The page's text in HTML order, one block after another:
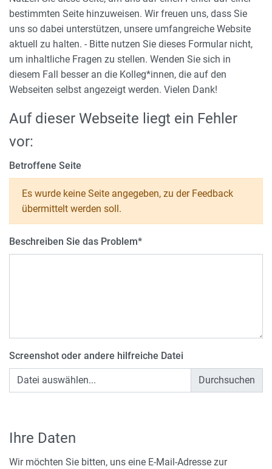
bestimmten Seite hinzuweisen. Wir freuen uns, dass Sie
uns so dabei unterstützen, unsere umfangreiche Website
aktuell zu halten. - Bitte nutzen Sie dieses Formular nicht,
um inhaltliche Fragen zu stellen. Wenden Sie sich in
diesem Fall besser an die Kolleg*innen, die auf den
Webseiten selbst angezeigt werden. Vielen Dank!
Auf dieser Webseite liegt ein Fehler
vor:
Betroffene Seite
Es wurde keine Seite angegeben, zu der Feedback
übermittelt werden soll.
Beschreiben Sie das Problem*
Screenshot oder andere hilfreiche Datei
Datei auswählen...
Ihre Daten
Wir möchten Sie bitten, uns eine E-Mail-Adresse zur